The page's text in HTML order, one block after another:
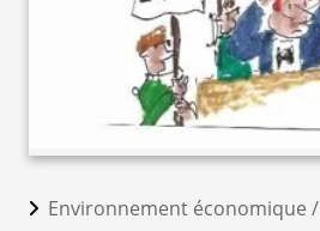
Environnement économique /